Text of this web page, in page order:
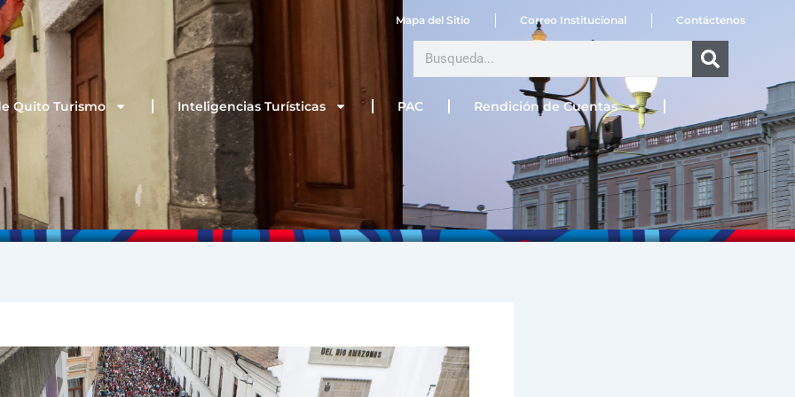
Mapa del Sitio Correo Institucional Contáctenos
Quito Turismo Inteligencias Turísticas PAC Rendición de Cuentas